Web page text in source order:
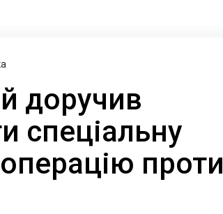
доручив
спеціальну
проти